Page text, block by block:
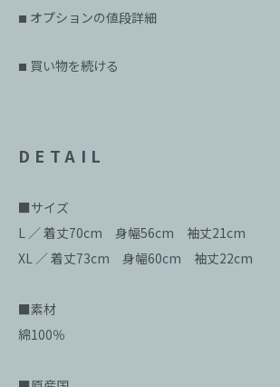
■ オプションの値段詳細
■ 買い物を続ける
DETAIL
■サイズ
L ／ 着丈70cm 身幅56cm 袖丈21cm
XL ／ 着丈73cm 身幅60cm 袖丈22cm
■素材
綿100％